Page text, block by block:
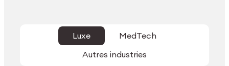
Luxe
MedTech
Autres industries